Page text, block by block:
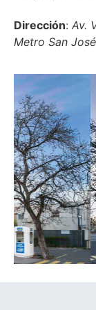
Dirección: Av.
Metro San